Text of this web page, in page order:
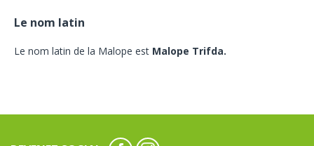
Le nom latin
Le nom latin de la Malope est Malope Trifda.